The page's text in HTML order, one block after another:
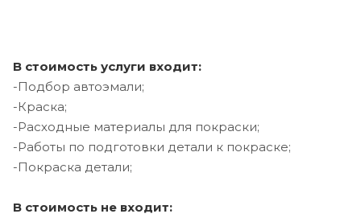
В стоимость услуги входит:
-Подбор автоэмали;
-Краска;
-Расходные материалы для покраски;
-Работы по подготовки детали к покраске;
-Покраска детали;
В стоимость не входит: